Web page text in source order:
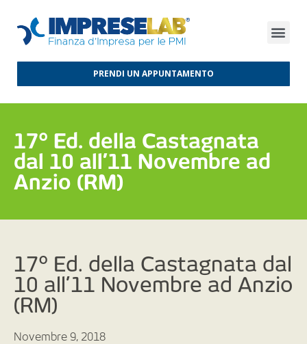
PRENDI UN APPUNTAMENTO
17° Ed. della Castagnata
dal 10 all’11 Novembre ad
Anzio (RM)
17° Ed. della Castagnata dal
10 all’11 Novembre ad Anzio
(RM)
Novembre 9, 2018